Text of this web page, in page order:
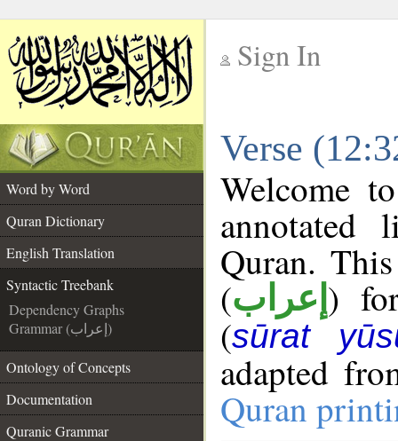
Sign In
Verse
Word by Word
Quran Dictionary
English Translation
Syntactic Treebank
Dependency Graphs
Grammar (إعراب)
Ontology of Concepts
Documentation
Quranic Grammar
Welcome
annotated
Quran.
(إعراب )
(sūrat
adapted
Quran